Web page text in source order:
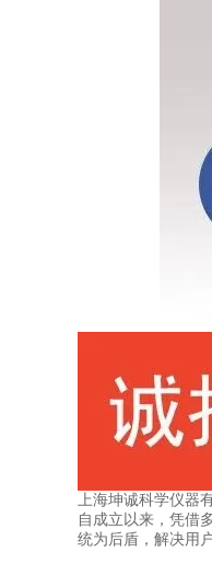
上海坤诚科学仪器
自成立以来，凭借
统为后盾，解决用